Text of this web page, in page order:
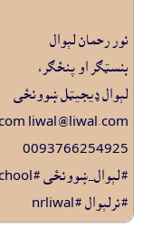
نور رحمان لېوال
بنسټګر او پنځګر،
لېوال ډيجيټل ښوونځى
liwal@liwal.com
0093766254925
#لېوال_ښوونځى #LiwalSchool
#نرلېوال #nrliwal